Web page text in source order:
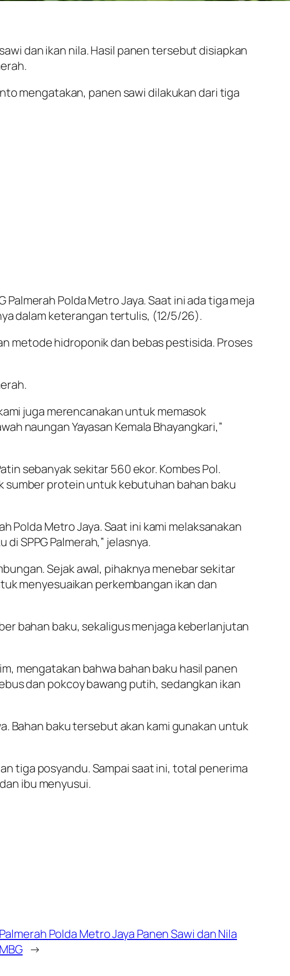
dan ikan nila. Hasil panen tersebut disiapkan
mengatakan, panen sawi dilakukan dari tiga
Polda Metro Jaya. Saat ini ada tiga meja
dalam keterangan tertulis, (12/5/26).
metode hidroponik dan bebas pestisida. Proses
juga merencanakan untuk memasok
naungan Yayasan Kemala Bhayangkari,”
sebanyak sekitar 560 ekor. Kombes Pol.
sumber protein untuk kebutuhan bahan baku
Polda Metro Jaya. Saat ini kami melaksanakan
SPPG Palmerah,” jelasnya.
Sejak awal, pihaknya menebar sekitar
menyesuaikan perkembangan ikan dan
bahan baku, sekaligus menjaga keberlanjutan
mengatakan bahwa bahan baku hasil panen
dan pokcoy bawang putih, sedangkan ikan
Bahan baku tersebut akan kami gunakan untuk
tiga posyandu. Sampai saat ini, total penerima
ibu menyusui.
Polda Metro Jaya Panen Sawi dan Nila
→